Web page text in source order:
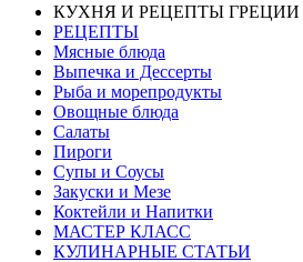
КУХНЯ И РЕЦЕПТЫ ГРЕЦИИ
РЕЦЕПТЫ
Мясные блюда
Выпечка и Дессерты
Рыба и морепродукты
Овощные блюда
Салаты
Пироги
Супы и Соусы
Закуски и Мезе
Коктейли и Напитки
МАСТЕР КЛАСС
КУЛИНАРНЫЕ СТАТЬИ